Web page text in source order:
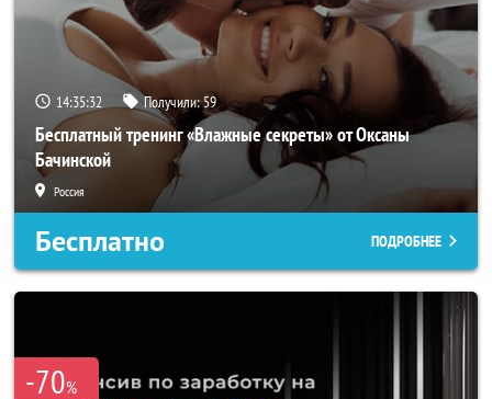
14:35:29 Получили:59
Бесплатный тренинг «Влажные секреты» от Оксаны
Бачинской
Россия
Бесплатно ПОДРОБНЕЕ
-70%